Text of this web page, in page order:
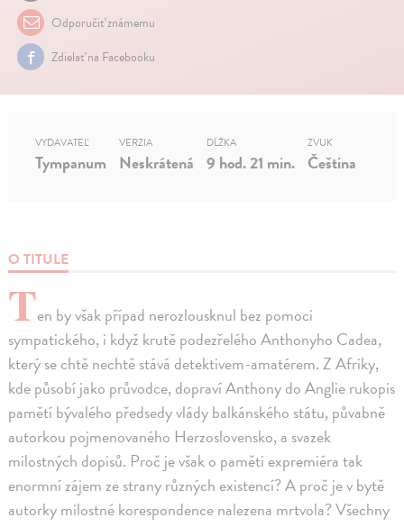
Odporučiť známemu
Zdielať na Facebooku
O TITULE
Ten by však případ nerozlousknul bez pomoci
sympatického, i když krutě podezřelého Anthonyho Cadea,
který se chtě nechtě stává detektivem-amatérem. Z Afriky,
kde působí jako průvodce, dopraví Anthony do Anglie rukopis
pamětí bývalého předsedy vlády balkánského státu, půvabně
autorkou pojmenovaného Herzoslovensko, a svazek
milostných dopisů. Proč je však o paměti expremiéra tak
enormní zájem ze strany různých existencí? A proč je v bytě
autorky milostné korespondence nalezena mrtvola? Všechny
VYDAVATEĽ
Tympanum
VERZIA
Neskrátená
DĹŽKA
9 hod. 21 min.
ZVUK
Čeština